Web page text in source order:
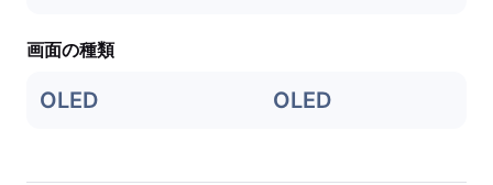
画面の種類
OLED OLED